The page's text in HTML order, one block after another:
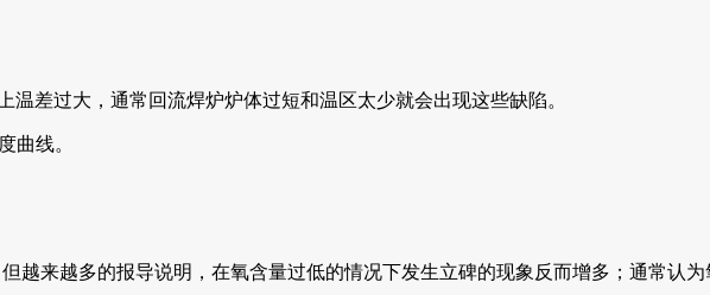
温差过大，通常回流焊炉炉体过短和温区太少就会出现这些缺陷。
曲线。
越来越多的报导说明，在氧含量过低的情况下发生立碑的现象反而增多；通常认为